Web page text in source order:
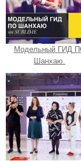
Модельный ГИД
Шанхаю.